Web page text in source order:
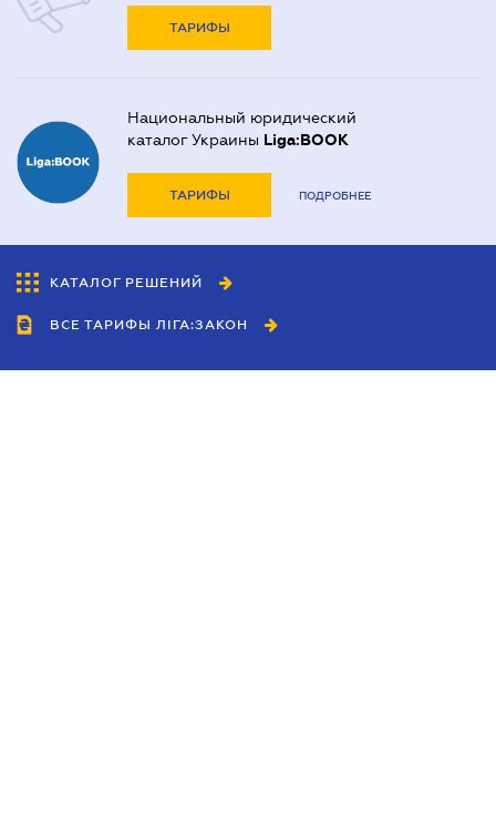
ТАРИФЫ
Национальный юридический
каталог Украины Liga:BOOK
ТАРИФЫ ПОДРОБНЕЕ
КАТАЛОГ РЕШЕНИЙ
ВСЕ ТАРИФЫ ЛІГА:ЗАКОН